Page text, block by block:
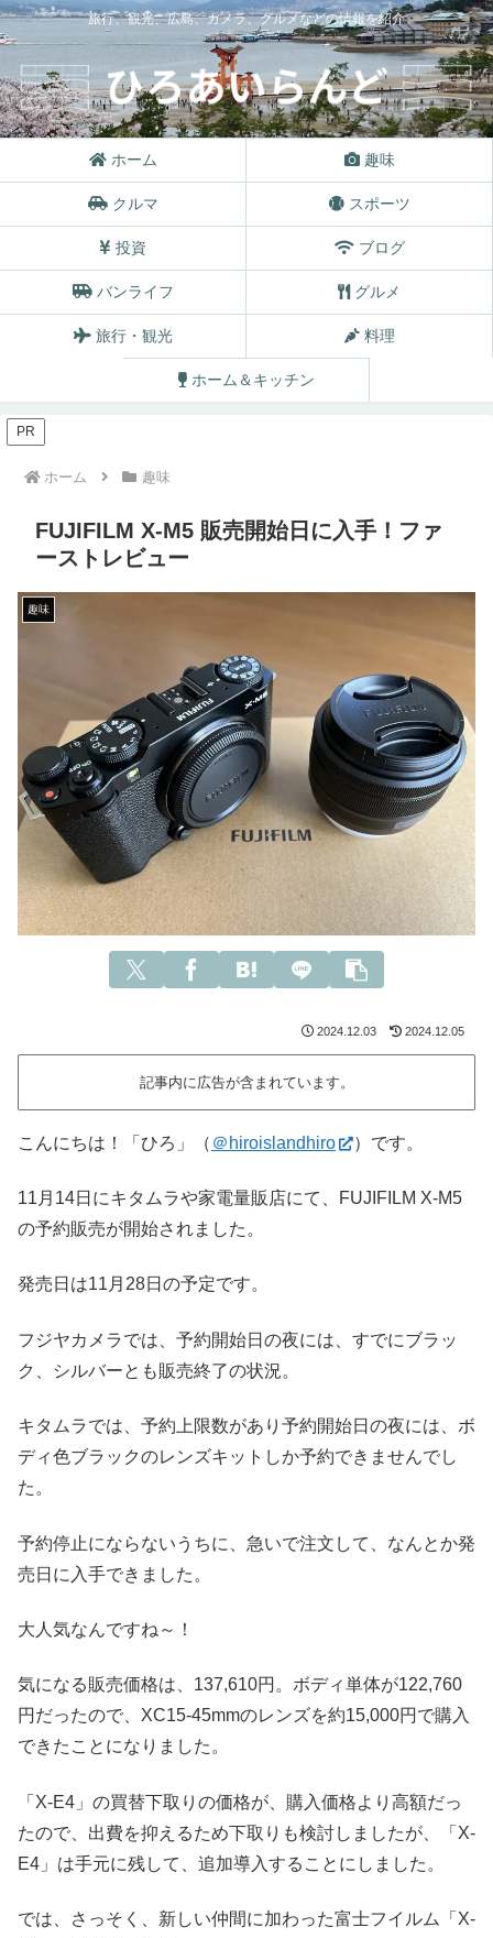
旅行、観光、広島、カメラ、グルメなどの情報を紹介
ホーム 趣味
クルマ スポーツ
投資 ブログ
バンライフ グルメ
旅行・観光 料理
ホーム＆キッチン
PR
ホーム 趣味
FUJIFILM X-M5 販売開始日に入手！ファ
ーストレビュー
趣味
2024.12.03 2024.12.05
記事内に広告が含まれています。
こんにちは！「ひろ」（ ＠hiroislandhiro ）です。
11月14日にキタムラや家電量販店にて、FUJIFILM X-M5
の予約販売が開始されました。
発売日は11月28日の予定です。
フジヤカメラでは、予約開始日の夜には、すでにブラッ
ク、シルバーとも販売終了の状況。
キタムラでは、予約上限数があり予約開始日の夜には、ボ
ディ色ブラックのレンズキットしか予約できませんでし
た。
予約停止にならないうちに、急いで注文して、なんとか発
売日に入手できました。
大人気なんですね～！
気になる販売価格は、137,610円。ボディ単体が122,760
円だったので、XC15-45mmのレンズを約15,000円で購入
できたことになりました。
「X-E4」の買替下取りの価格が、購入価格より高額だっ
たので、出費を抑えるため下取りも検討しましたが、「X-
E4」は手元に残して、追加導入することにしました。
では、さっそく、新しい仲間に加わった富士フイルム「X-